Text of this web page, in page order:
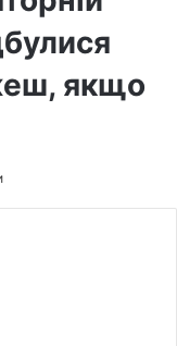
якщо